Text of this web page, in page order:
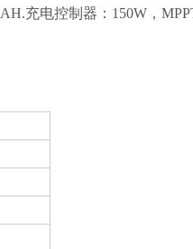
充电控制器：150W，